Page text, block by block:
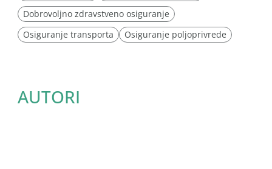
Dobrovoljno zdravstveno osiguranje
Osiguranje transporta
Osiguranje poljoprivrede
AUTORI